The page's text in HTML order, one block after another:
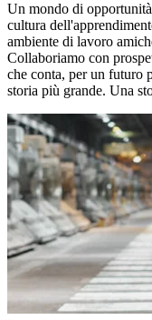
Un mondo di
cultura
ambiente di lavoro
Collaboriamo con
che conta, per un futuro
storia più grande. Una